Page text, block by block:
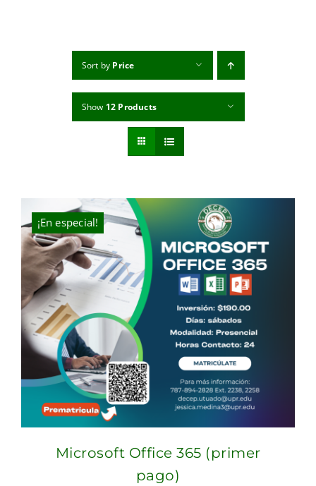
Sort by Price
Show 12 Products
¡En especial!
Microsoft Office 365 (primer
pago)